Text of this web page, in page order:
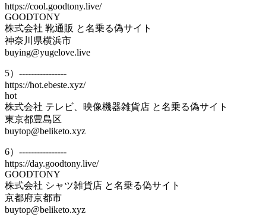
https://cool.goodtony.live/
GOODTONY
株式会社 靴通販 と名乗る偽サイト
神奈川県横浜市
buying@yugelove.live
5）----------------
https://hot.ebeste.xyz/
hot
株式会社 テレビ、映像機器雑貨店 と名乗る偽サイト
東京都豊島区
buytop@beliketo.xyz
6）----------------
https://day.goodtony.live/
GOODTONY
株式会社 シャツ雑貨店 と名乗る偽サイト
京都府京都市
buytop@beliketo.xyz